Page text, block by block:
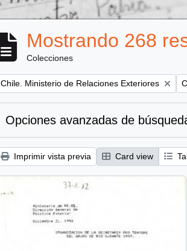
Mostrando 268
Colecciones
Remove filter:
Chile. Ministerio de Relaciones Exteriores
Opciones avanzadas de
Imprimir vista previa Card view